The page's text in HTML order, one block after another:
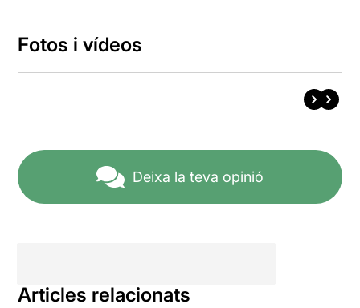
Fotos i vídeos
Deixa la teva opinió
Articles relacionats